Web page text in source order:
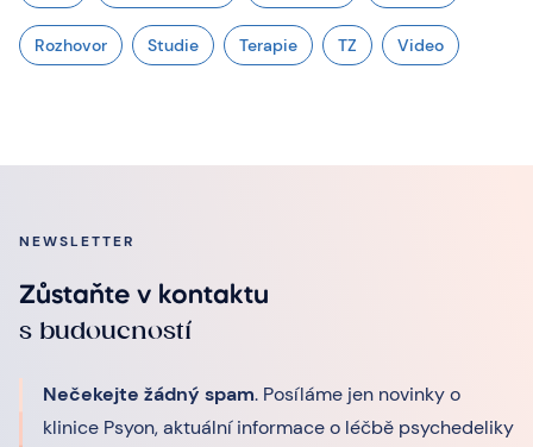
Rozhovor Studie Terapie TZ Video
NEWSLETTER
Zůstaňte v kontaktu
s budoucností
Nečekejte žádný spam. Posíláme jen novinky o
klinice Psyon, aktuální informace o léčbě psychedeliky